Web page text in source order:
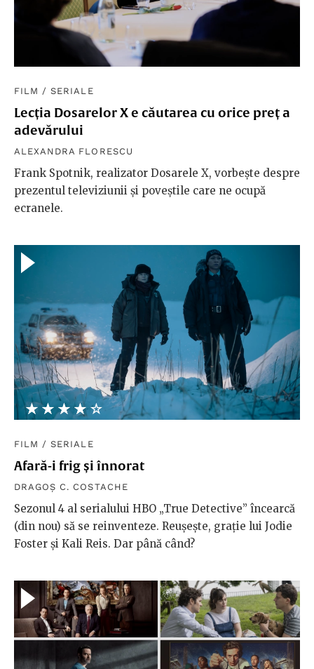
FILM /SERIALE
Lecția Dosarelor X e căutarea cu orice preț a
adevărului
ALEXANDRA FLORESCU
Frank Spotnik, realizator Dosarele X, vorbește despre
prezentul televiziunii și poveștile care ne ocupă
ecranele.
★★★★★
☆☆☆☆☆
FILM /SERIALE
Afară-i frig și înnorat
DRAGOȘ C. COSTACHE
Sezonul 4 al serialului HBO „True Detective” încearcă
(din nou) să se reinventeze. Reușește, grație lui Jodie
Foster și Kali Reis. Dar până când?